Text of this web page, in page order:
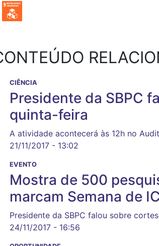
CIÊNCIA
Presidente da SBPC
quinta-feira
A atividade acontecerá às 12h no
21/11/2017 - 13:02
EVENTO
Mostra de 500
marcam Semana de IC
Presidente da SBPC falou sobre
24/11/2017 - 16:56